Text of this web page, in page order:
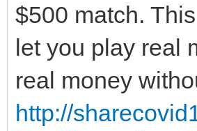
$500 match.
let you play real
real money
http://